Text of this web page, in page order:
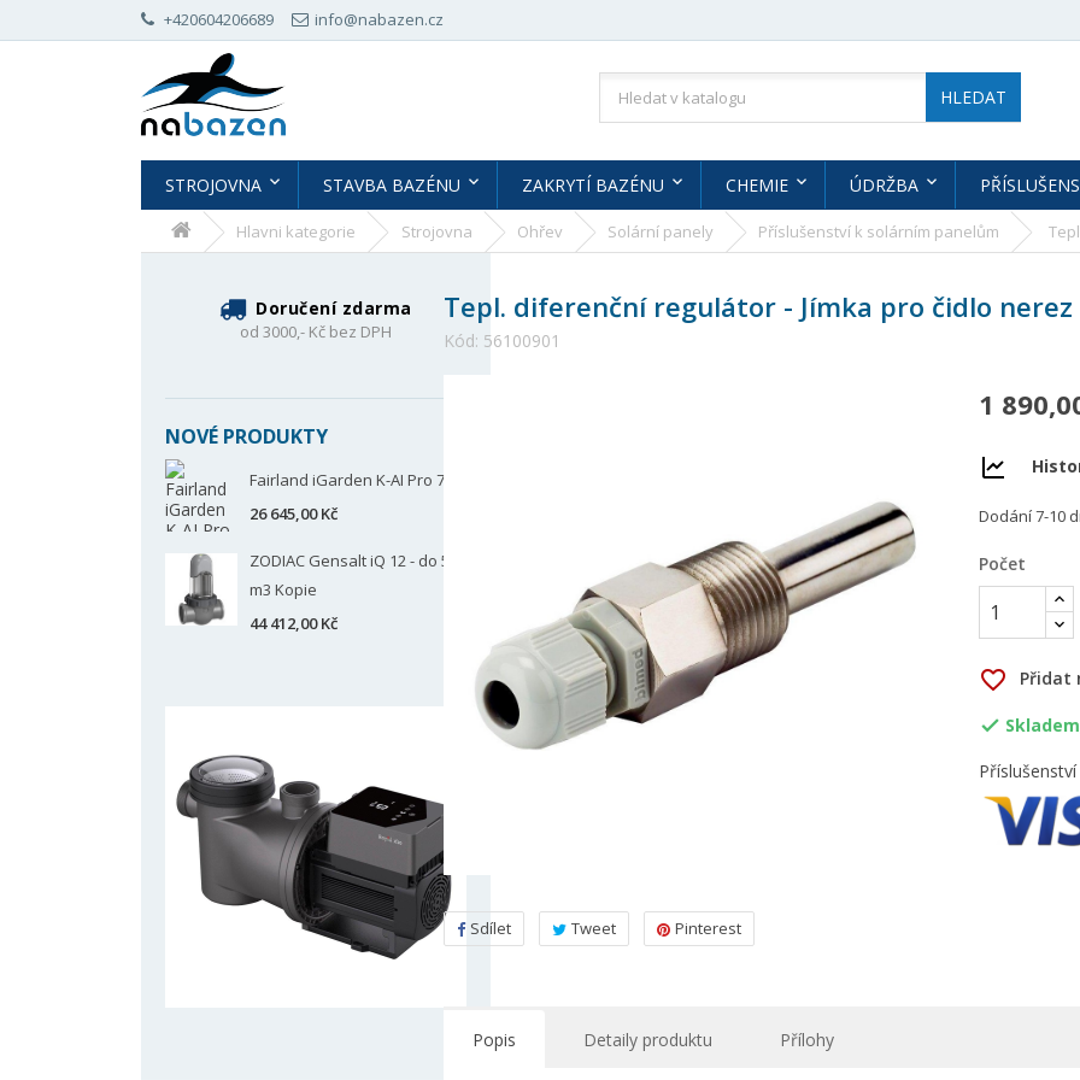
+420604206689 info@nabazen.cz
HLEDAT
STROJOVNA STAVBA BAZÉNU ZAKRYTÍ BAZÉNU CHEMIE ÚDRŽBA
Hlavni kategorie Strojovna Ohřev Solární panely Příslušenství k solárním panelům
Doručení zdarma
od 3000,- Kč bez DPH
NOVÉ PRODUKTY
Fairland iGarden K-AI Pro 70
26 645,00 Kč
ZODIAC Gensalt iQ 12 - do 50
m3 Kopie
44 412,00 Kč
Tepl. diferenční regulátor - Jímka pro čidlo nerez
Kód: 56100901
Sdílet Tweet Pinterest
1
Dodání 7-10
Počet
favorite_border Přidat

Popis Detaily produktu Přílohy